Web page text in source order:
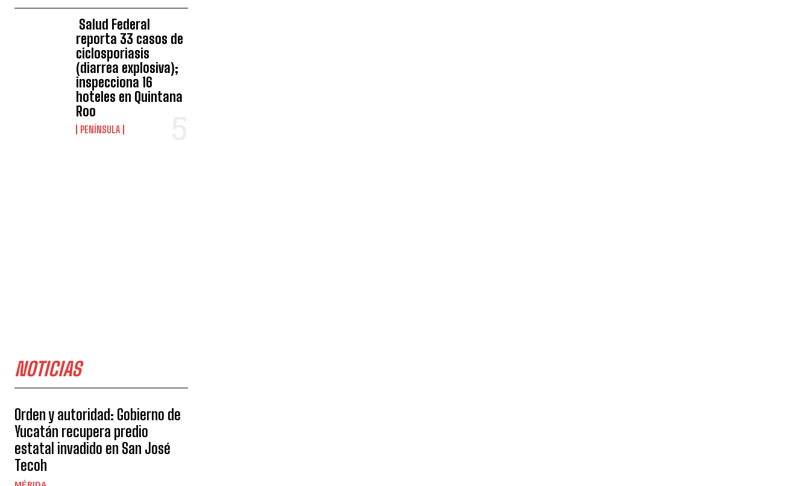
Salud Federal
reporta 33 casos de
ciclosporiasis
(diarrea explosiva);
inspecciona 16
hoteles en Quintana
Roo
PENÍNSULA
NOTICIAS
Orden y autoridad: Gobierno de
Yucatán recupera predio
estatal invadido en San José
Tecoh